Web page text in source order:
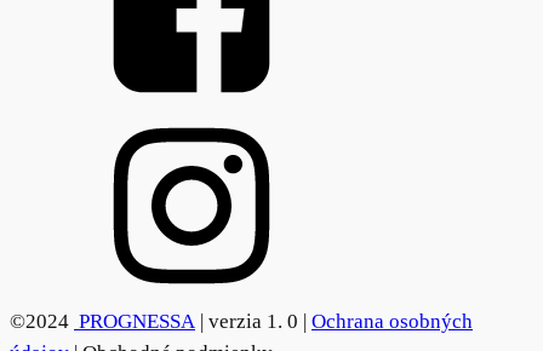
©2024 PROGNESSA | verzia 1. 0 | Ochrana osobných